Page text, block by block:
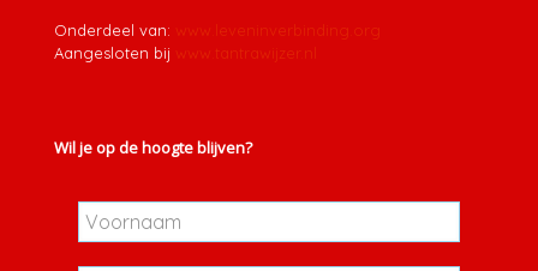
Onderdeel van: www.leveninverbinding.org
Aangesloten bij www.tantrawijzer.nl
Wil je op de hoogte blijven?